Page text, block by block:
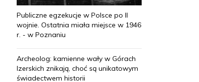
Publiczne egzekucje w Polsce po II
wojnie. Ostatnia miała miejsce w 1946
r. - w Poznaniu
Archeolog: kamienne wały w Górach
Izerskich znikają, choć są unikatowym
świadectwem historii